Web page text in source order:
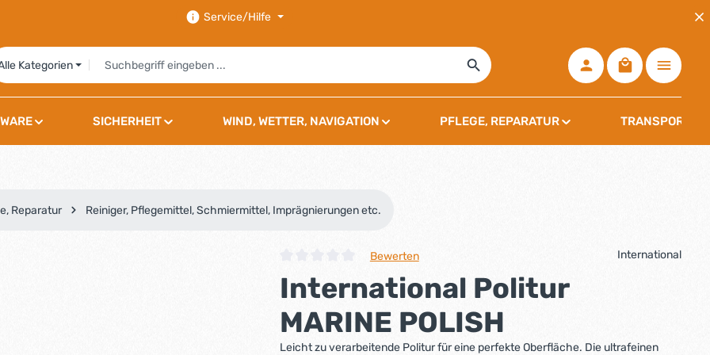
Service/Hilfe
Kategorien
Warenkorb
SICHERHEIT WIND, WETTER, NAVIGATION PFLEGE, REPARATUR TRANSPORT,
Reparatur Reiniger, Pflegemittel, Schmiermittel, Imprägnierungen etc.
Bewerten International
International Politur
MARINE POLISH
Leicht zu verarbeitende Politur für eine perfekte Oberfläche. Die ultrafeinen